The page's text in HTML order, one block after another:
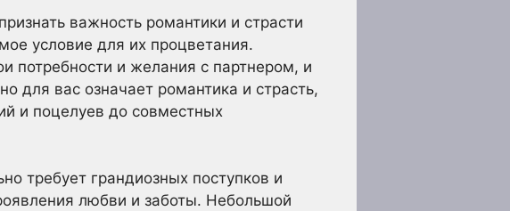
важность романтики и страсти
условие для их процветания.
потребности и желания с партнером, и
для вас означает романтика и страсть,
и поцелуев до совместных
требует грандиозных поступков и
любви и заботы. Небольшой